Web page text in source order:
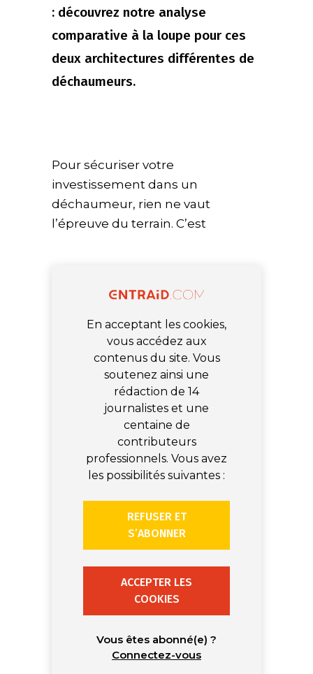
: découvrez notre analyse
comparative à la loupe pour ces
deux architectures différentes de
déchaumeurs.
Pour sécuriser votre
investissement dans un
déchaumeur, rien ne vaut
l’épreuve du terrain. C’est
En acceptant les cookies,
vous accédez aux
contenus du site. Vous
soutenez ainsi une
rédaction de 14
journalistes et une
centaine de
contributeurs
professionnels. Vous avez
les possibilités suivantes :
REFUSER ET
S’ABONNER
ACCEPTER LES
COOKIES
Vous êtes abonné(e) ?
Connectez-vous